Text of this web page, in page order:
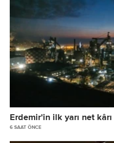
Erdemir'in ilk yarı net
6 SAAT ÖNCE